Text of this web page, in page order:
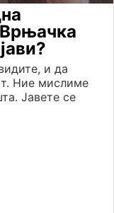
Врњачка
и да
Ние мислиме
Јавете се